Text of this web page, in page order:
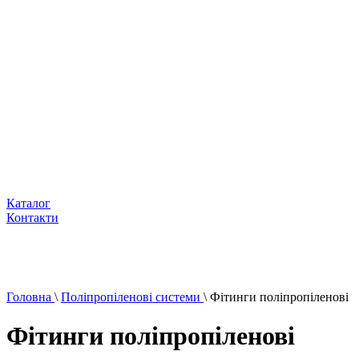
Каталог
Контакти
Головна \ Поліпропіленові системи \ Фітинги поліпропіленові
Фітинги поліпропіленові